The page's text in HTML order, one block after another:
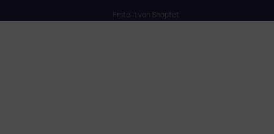
Erstellt von Shoptet